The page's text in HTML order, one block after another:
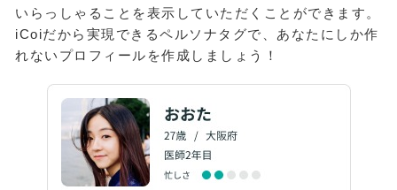
いらっしゃることを表示していただくことができます。
iCoiだから実現できるペルソナタグで、あなたにしか作
れないプロフィールを作成しましょう！